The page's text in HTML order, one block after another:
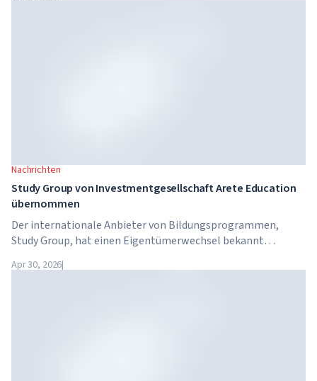
Nachrichten
Study Group von Investmentgesellschaft Arete Education
übernommen
Der internationale Anbieter von Bildungsprogrammen,
Study Group, hat einen Eigentümerwechsel bekannt
übernommen – einer Investmentstruktur im
Apr 30, 2026|